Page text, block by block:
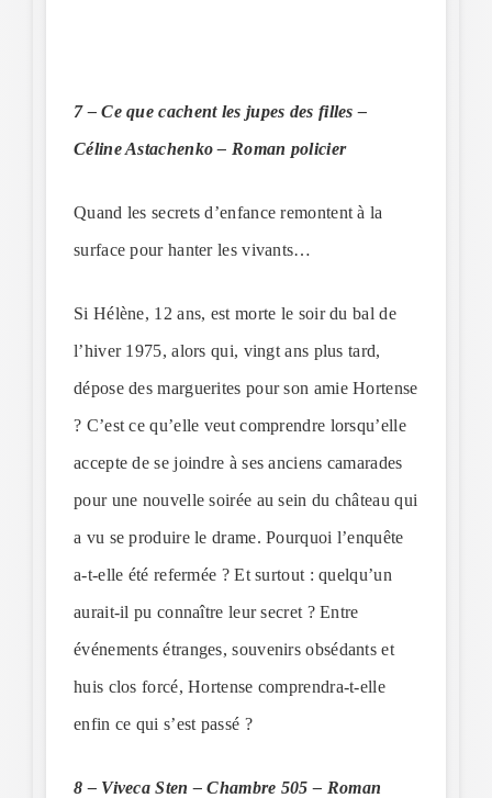
7 – Ce que cachent les jupes des filles –
Céline Astachenko – Roman policier
Quand les secrets d’enfance remontent à la
surface pour hanter les vivants…
Si Hélène, 12 ans, est morte le soir du bal de
l’hiver 1975, alors qui, vingt ans plus tard,
dépose des marguerites pour son amie Hortense
? C’est ce qu’elle veut comprendre lorsqu’elle
accepte de se joindre à ses anciens camarades
pour une nouvelle soirée au sein du château qui
a vu se produire le drame. Pourquoi l’enquête
a-t-elle été refermée ? Et surtout : quelqu’un
aurait-il pu connaître leur secret ? Entre
événements étranges, souvenirs obsédants et
huis clos forcé, Hortense comprendra-t-elle
enfin ce qui s’est passé ?
8 – Viveca Sten – Chambre 505 – Roman